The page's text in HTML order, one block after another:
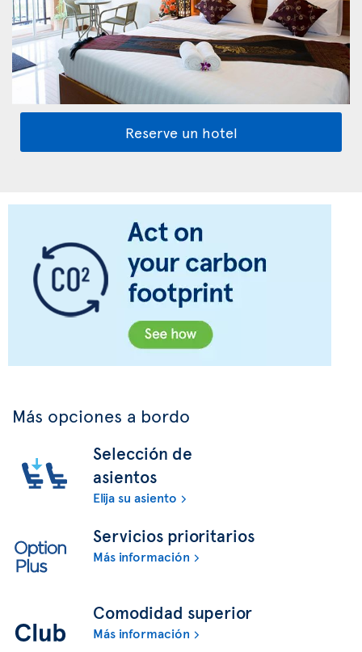
Reserve un hotel
Más opciones a bordo
Selección de
asientos
Elija su asiento
Servicios prioritarios
Más información
Comodidad superior
Más información